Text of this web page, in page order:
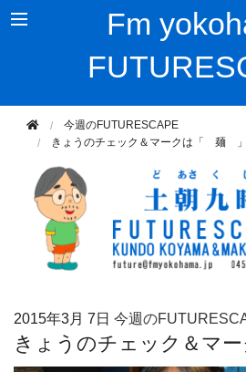
Fm
今週のFUTURESCAPE
きょうのチェック＆マークは「 麺 」
2015年3月 7日 今週の
きょうのチェック＆マ